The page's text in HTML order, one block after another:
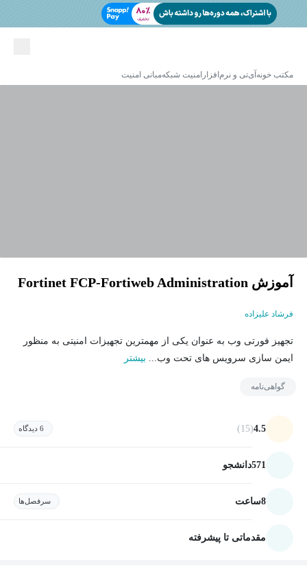
مکتب خونه آی‌تی و نرم‌افزار امنیت شبکهمبانی امنیت
آموزش Fortinet FCP-Fortiweb Administration
فرشاد علیزاده
تجهیز فورتی وب به عنوان یکی از مهمترین تجهیزات امنیتی به منظور
ایمن سازی سرویس های تحت وب... بیشتر
گواهی‌نامه
4.5
(15) 6 دیدگاه
571دانشجو
8ساعت سرفصل‌ها
مقدماتی تا پیشرفته